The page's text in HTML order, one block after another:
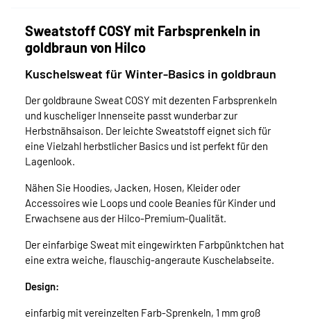
Sweatstoff COSY mit Farbsprenkeln in
goldbraun von Hilco
Kuschelsweat für Winter-Basics in goldbraun
Der goldbraune Sweat COSY mit dezenten Farbsprenkeln
und kuscheliger Innenseite passt wunderbar zur
Herbstnähsaison. Der leichte Sweatstoff eignet sich für
eine Vielzahl herbstlicher Basics und ist perfekt für den
Lagenlook.
Nähen Sie Hoodies, Jacken, Hosen, Kleider oder
Accessoires wie Loops und coole Beanies für Kinder und
Erwachsene aus der Hilco-Premium-Qualität.
Der einfarbige Sweat mit eingewirkten Farbpünktchen hat
eine extra weiche, flauschig-angeraute Kuschelabseite.
Design:
einfarbig mit vereinzelten Farb-Sprenkeln, 1 mm groß